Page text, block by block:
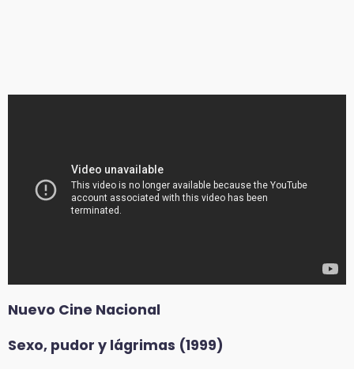
Nuevo Cine Nacional
Sexo, pudor y lágrimas (1999)